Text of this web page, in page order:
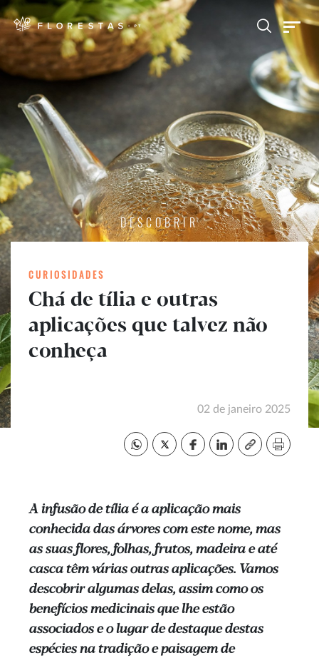
DESCOBRIR
CURIOSIDADES
Chá de tília e outras
aplicações que talvez não
conheça
02 de janeiro 2025
A infusão de tília é a aplicação mais
conhecida das árvores com este nome, mas
as suas flores, folhas, frutos, madeira e até
casca têm várias outras aplicações. Vamos
descobrir algumas delas, assim como os
benefícios medicinais que lhe estão
associados e o lugar de destaque destas
espécies na tradição e paisagem de